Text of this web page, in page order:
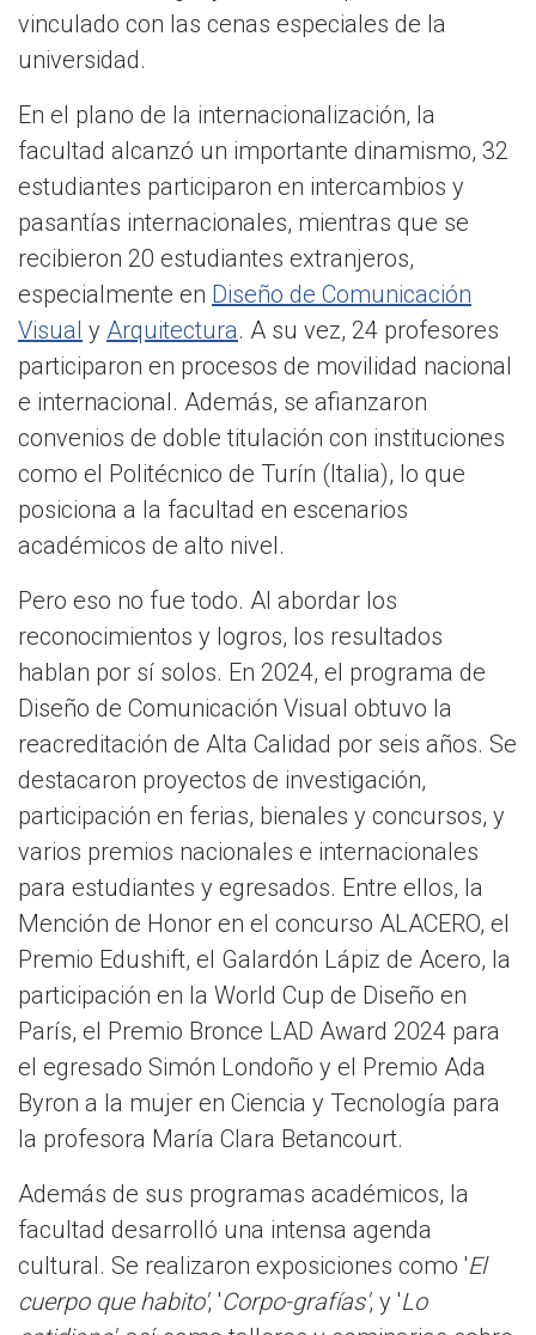
vinculado con las cenas especiales de la
universidad.
En el plano de la internacionalización, la
facultad alcanzó un importante dinamismo, 32
estudiantes participaron en intercambios y
pasantías internacionales, mientras que se
recibieron 20 estudiantes extranjeros,
especialmente en Diseño de Comunicación
Visual y Arquitectura. A su vez, 24 profesores
participaron en procesos de movilidad nacional
e internacional. Además, se afianzaron
convenios de doble titulación con instituciones
como el Politécnico de Turín (Italia), lo que
posiciona a la facultad en escenarios
académicos de alto nivel.
Pero eso no fue todo. Al abordar los
reconocimientos y logros, los resultados
hablan por sí solos. En 2024, el programa de
Diseño de Comunicación Visual obtuvo la
reacreditación de Alta Calidad por seis años. Se
destacaron proyectos de investigación,
participación en ferias, bienales y concursos, y
varios premios nacionales e internacionales
para estudiantes y egresados. Entre ellos, la
Mención de Honor en el concurso ALACERO, el
Premio Edushift, el Galardón Lápiz de Acero, la
participación en la World Cup de Diseño en
París, el Premio Bronce LAD Award 2024 para
el egresado Simón Londoño y el Premio Ada
Byron a la mujer en Ciencia y Tecnología para
la profesora María Clara Betancourt.
Además de sus programas académicos, la
facultad desarrolló una intensa agenda
cultural. Se realizaron exposiciones como 'El
cuerpo que habito', 'Corpo-grafías', y 'Lo